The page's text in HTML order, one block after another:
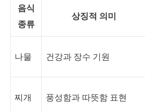
음식
종류
상징적 의미
나물 건강과 장수 기원
찌개 풍성함과 따뜻함 표현